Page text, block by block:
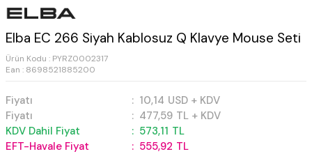
Elba EC 266 Siyah Kablosuz Q Klavye Mouse Seti
Ürün Kodu : PYRZ0002317
Ean : 8698521885200
Fiyatı : 10,14 USD + KDV
Fiyatı
: 477,59 TL + KDV
KDV Dahil Fiyat
: 573,11 TL
EFT-Havale Fiyat
: 555,92 TL